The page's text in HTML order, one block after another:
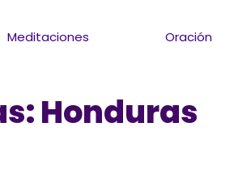
Meditaciones Oración
Honduras